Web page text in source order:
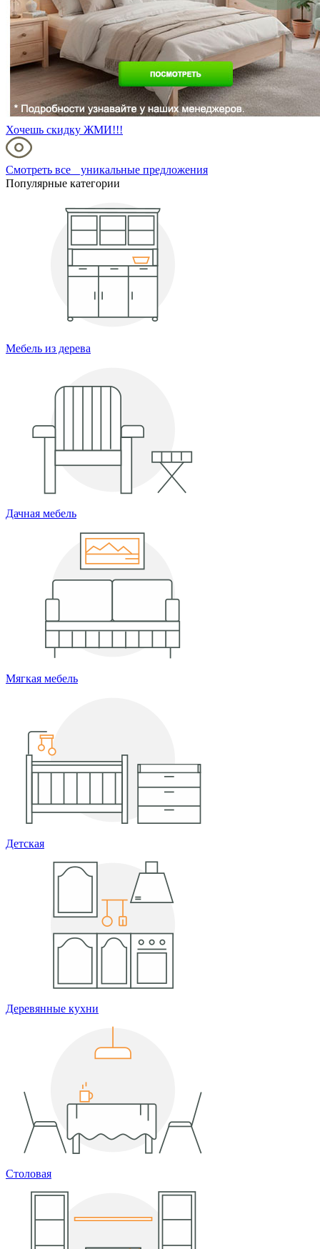
Хочешь скидку ЖМИ!!!
Смотреть все уникальные предложения
Популярные категории
Мебель из дерева
Дачная мебель
Мягкая мебель
Детская
Деревянные кухни
Столовая